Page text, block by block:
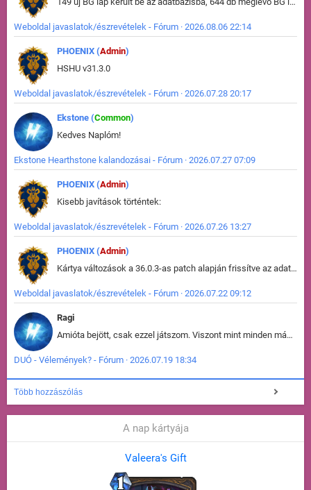
Weboldal javaslatok/észrevételek - Fórum · 2026.08.06 22:14
PHOENIX (Admin)
HSHU v31.3.0
Weboldal javaslatok/észrevételek - Fórum · 2026.07.28 20:17
Ekstone (Common)
Kedves Naplóm!
Ekstone Hearthstone kalandozásai - Fórum · 2026.07.27 07:09
PHOENIX (Admin)
Kisebb javítások történtek:
Weboldal javaslatok/észrevételek - Fórum · 2026.07.26 13:27
PHOENIX (Admin)
Kártya változások a 36.0.3-as patch alapján frissítve az adatbázisban (képek is cserélve).
Weboldal javaslatok/észrevételek - Fórum · 2026.07.22 09:12
Ragi
Amióta bejött, csak ezzel játszom. Viszont mint minden más - akár az alapjáték is, ez is baromira összetett lett. Néha már pár kör után is esélytelen az egész. Vagy irreállisan túltápol valaki, vagy lelép a partner, vagy csak hülye mint a segg. És amikor eljönne az én időm, na akkor jön el mindenki másé is. Engem jobban érdekelne, hogy ki milyen ratingen szokott játszani. Na ez lenne egy érdekes adat.
DUÓ - Vélemények? - Fórum · 2026.07.19 18:34
Több hozzászólás
A nap kártyája
Valeera's Gift